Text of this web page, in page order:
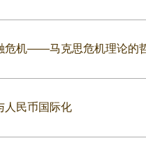
危机——马克思危机理论的
人民币国际化